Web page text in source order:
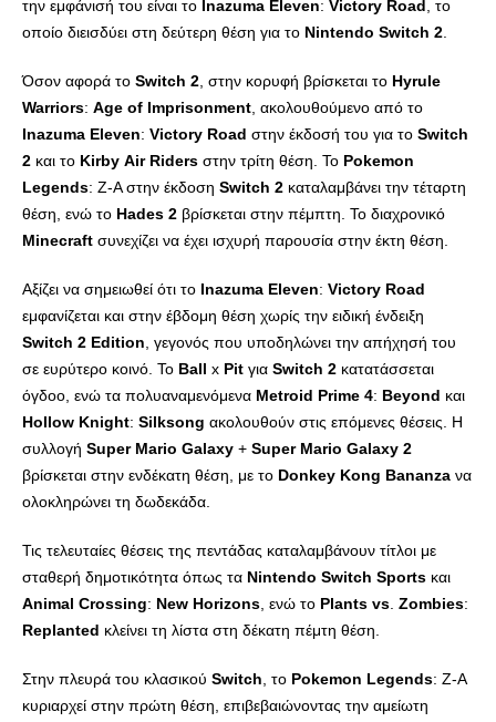
την εμφάνισή του είναι το Inazuma Eleven: Victory Road , το
οποίο διεισδύει στη δεύτερη θέση για το Nintendo Switch 2
Όσον αφορά το Switch 2 , στην κορυφή βρίσκεται το Hyrule
Warriors: Age of Imprisonment , ακολουθούμενο από το
Inazuma Eleven: Victory Road στην έκδοσή του για το Switch
2 και το Kirby Air Riders στην τρίτη θέση. Το Pokemon
Legends: Z-A στην έκδοση Switch 2 καταλαμβάνει την τέταρτη
θέση, ενώ το Hades 2 βρίσκεται στην πέμπτη. Το διαχρονικό
Minecraft συνεχίζει να έχει ισχυρή παρουσία στην έκτη θέση.
Αξίζει να σημειωθεί ότι το Inazuma Eleven: Victory Road
εμφανίζεται και στην έβδομη θέση χωρίς την ειδική ένδειξη
Switch 2 Edition , γεγονός που υποδηλώνει την απήχησή του
σε ευρύτερο κοινό. Το Ball x Pit για Switch 2 κατατάσσεται
όγδοο, ενώ τα πολυαναμενόμενα Metroid Prime 4: Beyond και
Hollow Knight: Silksong ακολουθούν στις επόμενες θέσεις. Η
συλλογή Super Mario Galaxy + Super Mario Galaxy 2
βρίσκεται στην ενδέκατη θέση, με το Donkey Kong Bananza να
ολοκληρώνει τη δωδεκάδα.
Τις τελευταίες θέσεις της πεντάδας καταλαμβάνουν τίτλοι με
σταθερή δημοτικότητα όπως τα Nintendo Switch Sports και
Animal Crossing: New Horizons , ενώ το Plants vs Zombies:
Replanted κλείνει τη λίστα στη δέκατη πέμτη θέση.
Στην πλευρά του κλασικού Switch , το Pokemon Legends: Z-A
κυριαρχεί στην πρώτη θέση, επιβεβαιώνοντας την αμείωτη